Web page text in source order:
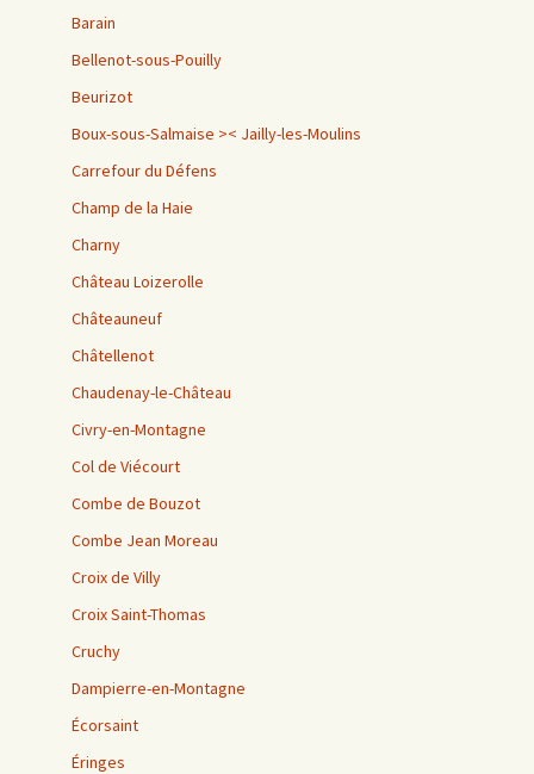
Barain
Bellenot-sous-Pouilly
Beurizot
Boux-sous-Salmaise >< Jailly-les-Moulins
Carrefour du Défens
Champ de la Haie
Charny
Château Loizerolle
Châteauneuf
Châtellenot
Chaudenay-le-Château
Civry-en-Montagne
Col de Viécourt
Combe de Bouzot
Combe Jean Moreau
Croix de Villy
Croix Saint-Thomas
Cruchy
Dampierre-en-Montagne
Écorsaint
Éringes